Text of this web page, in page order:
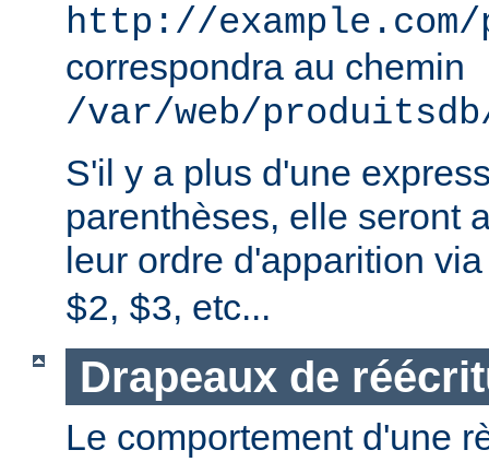
http://
correspondra au chemin
/var/web/
S'il y a plus d'une
parenthèses, elle seront
leur ordre d'apparition
$2, $3, etc...
Drapeaux de
Le comportement d'une